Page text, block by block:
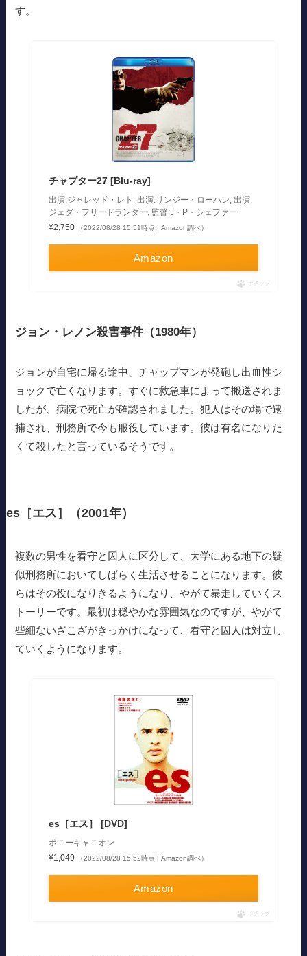
す。
チャプター27 [Blu-ray]
出演:ジャレッド・レト, 出演:リンジー・ローハン, 出演:
ジェダ・フリードランダー, 監督:J・P・シェファー
¥2,750
（2022/08/28 15:51時点 | Amazon調べ）
Amazon
ポチップ
ジョン・レノン殺害事件（1980年）
ジョンが自宅に帰る途中、チャップマンが発砲し出血性シ
ョックで亡くなります。すぐに救急車によって搬送されま
したが、病院で死亡が確認されました。犯人はその場で逮
捕され、刑務所で今も服役しています。彼は有名になりた
くて殺したと言っているそうです。
es［エス］（2001年）
複数の男性を看守と囚人に区分して、大学にある地下の疑
似刑務所においてしばらく生活させることになります。彼
らはその役になりきるようになり、やがて暴走していくス
トーリーです。最初は穏やかな雰囲気なのですが、やがて
些細ないざこざがきっかけになって、看守と囚人は対立し
ていくようになります。
es［エス］ [DVD]
ポニーキャニオン
¥1,049
（2022/08/28 15:52時点 | Amazon調べ）
Amazon
ポチップ